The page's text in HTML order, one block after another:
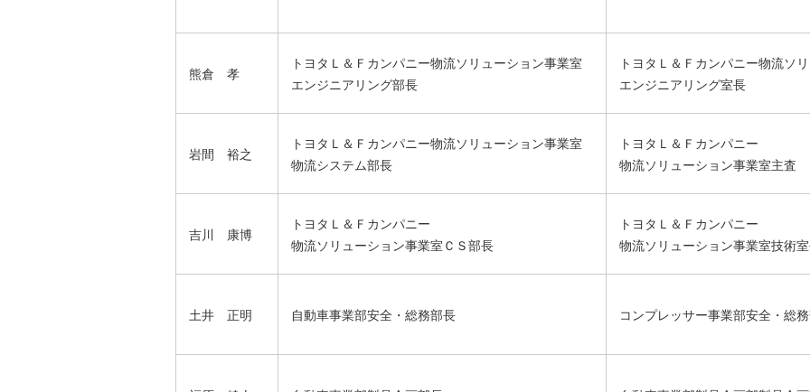
熊倉 孝
トヨタＬ＆Ｆカンパニー物流ソリューション事業室
エンジニアリング部長
トヨタＬ＆Ｆカンパニー物流ソ
エンジニアリング室長
岩間 裕之
トヨタＬ＆Ｆカンパニー物流ソリューション事業室
物流システム部長
トヨタＬ＆Ｆカンパニー
物流ソリューション事業室主査
吉川 康博
トヨタＬ＆Ｆカンパニー
物流ソリューション事業室ＣＳ部長
トヨタＬ＆Ｆカンパニー
物流ソリューション事業室技術
土井 正明 自動車事業部安全・総務部長 コンプレッサー事業部安全・総